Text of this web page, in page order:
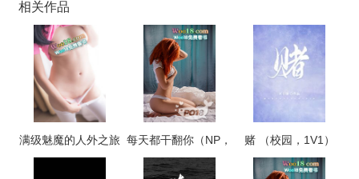
相关作品
满级魅魔的人外之旅 每天都干翻你（NP，
高H）
赌 （校园，1V1）